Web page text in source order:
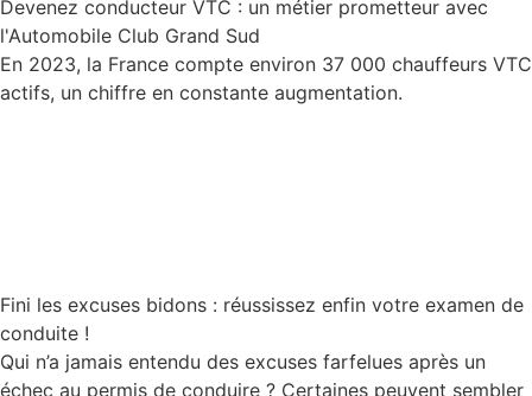
Devenez conducteur VTC : un métier prometteur avec
l'Automobile Club Grand Sud
En 2023, la France compte environ 37 000 chauffeurs VTC
actifs, un chiffre en constante augmentation.
Fini les excuses bidons : réussissez enfin votre examen de
conduite !
Qui n’a jamais entendu des excuses farfelues après un
échec au permis de conduire ? Certaines peuvent sembler